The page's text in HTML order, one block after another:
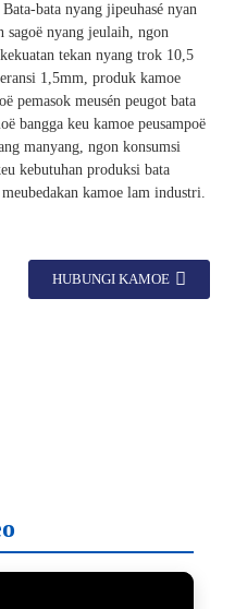
bata nyang jipeuhasé nyan
sagoë nyang jeulaih, ngon
tekan nyang trok 10,5
1,5mm, produk kamoe
pemasok meusén peugot bata
bangga keu kamoe peusampoë
manyang, ngon konsumsi
kebutuhan produksi bata
kamoe lam industri.
HUBUNGI KAMOE